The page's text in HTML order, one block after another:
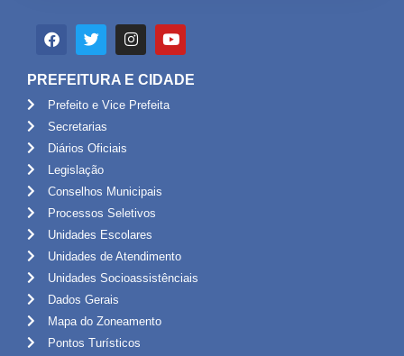
PREFEITURA E CIDADE
Prefeito e Vice Prefeita
Secretarias
Diários Oficiais
Legislação
Conselhos Municipais
Processos Seletivos
Unidades Escolares
Unidades de Atendimento
Unidades Socioassistênciais
Dados Gerais
Mapa do Zoneamento
Pontos Turísticos